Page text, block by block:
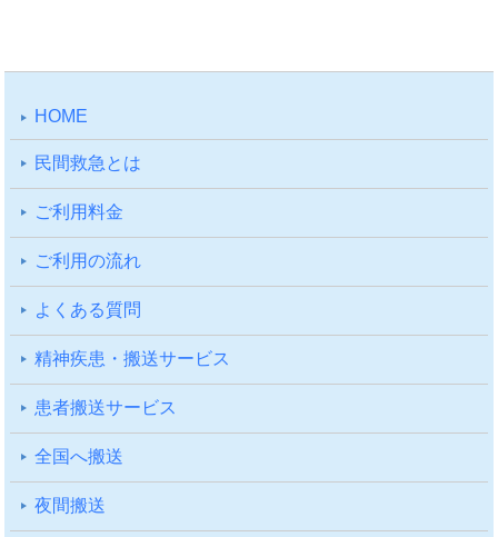
HOME
⺠間救急とは
ご利⽤料⾦
ご利⽤の流れ
よくある質問
精神疾患・搬送サービス
患者搬送サービス
全国へ搬送
夜間搬送